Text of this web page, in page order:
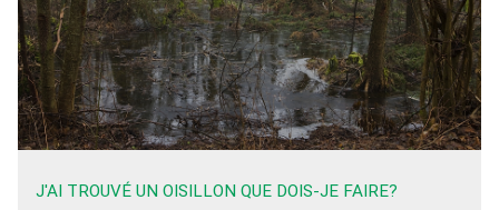
J'AI TROUVÉ UN OISILLON QUE DOIS-JE FAIRE?